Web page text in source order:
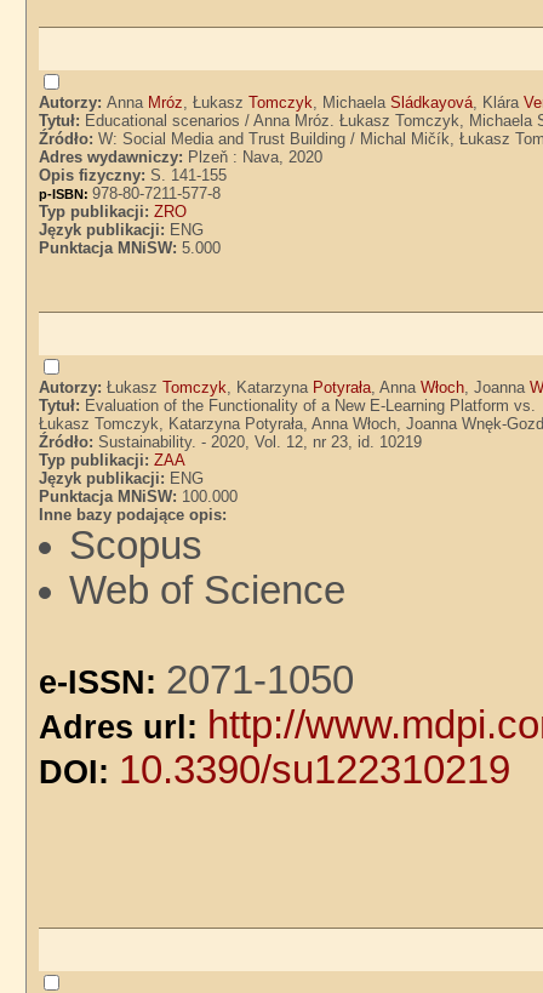
Autorzy:Anna Mróz, ŁukaszTomczyk, MichaelaSládkayová, Klára
Tytuł: Educational scenarios / Anna Mróz. Łukasz Tomczyk, Michaela
Źródło:W: Social Media and Trust Building / Michal Mičík, Łukasz
Adres wydawniczy: Plzeň : Nava, 2020
Opis fizyczny:S. 141-155
p-ISBN:978-80-7211-577-8
Typ publikacji:ZRO
Język publikacji: ENG
Punktacja MNiSW:5.000
Autorzy:ŁukaszTomczyk, Katarzyna Potyrała, AnnaWłoch, Joanna
Tytuł: Evaluation of the Functionality of a New E-Learning Platform
Łukasz Tomczyk, Katarzyna Potyrała, Anna Włoch, Joanna Wnęk-
Źródło:Sustainability. - 2020, Vol. 12, nr 23, id. 10219
Typ publikacji:ZAA
Język publikacji: ENG
Punktacja MNiSW: 100.000
Inne bazy podające opis:
Scopus
Web of Science
e-ISSN: 2071-1050
Adres url: http://
DOI: 10.3390/su122310219